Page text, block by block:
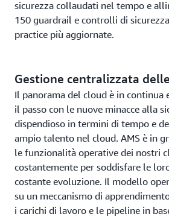
sicurezza collaudati nel tempo e
150 guardrail e controlli di
practice più aggiornate.
Gestione centralizzata
Il panorama del cloud è in continua
il passo con le nuove minacce alla
dispendioso in termini di tempo e
ampio talento nel cloud. AMS è in
le funzionalità operative dei nostri
costantemente per soddisfare le
costante evoluzione. Il modello
su un meccanismo di
i carichi di lavoro e le pipeline in